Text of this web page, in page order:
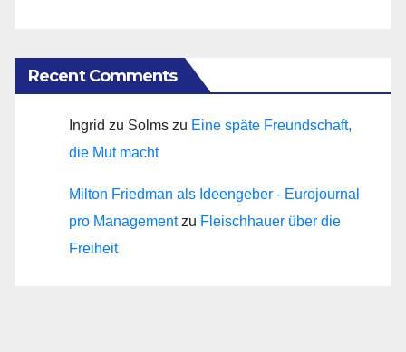
Recent Comments
Ingrid zu Solms zu Eine späte Freundschaft,
die Mut macht
Milton Friedman als Ideengeber - Eurojournal
pro Managementzu Fleischhauer über die
Freiheit